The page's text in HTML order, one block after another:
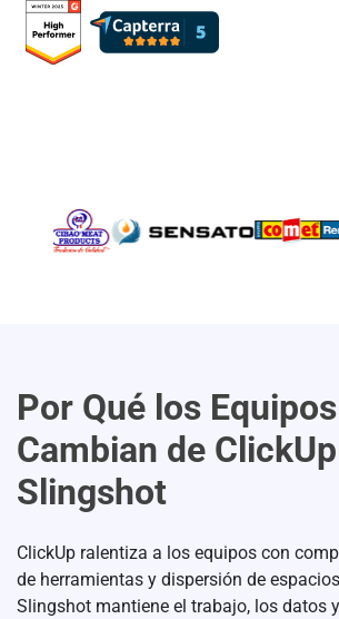
Por Qué los Equipos
Cambian de
Slingshot
ClickUp ralentiza a los equipos con
de herramientas y dispersión de
Slingshot mantiene el trabajo, los datos